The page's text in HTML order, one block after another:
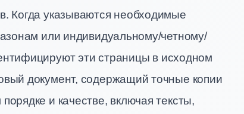
Когда указываются необходимые
или индивидуальному/четному/
эти страницы в исходном
документ, содержащий точные копии
и качестве, включая тексты,